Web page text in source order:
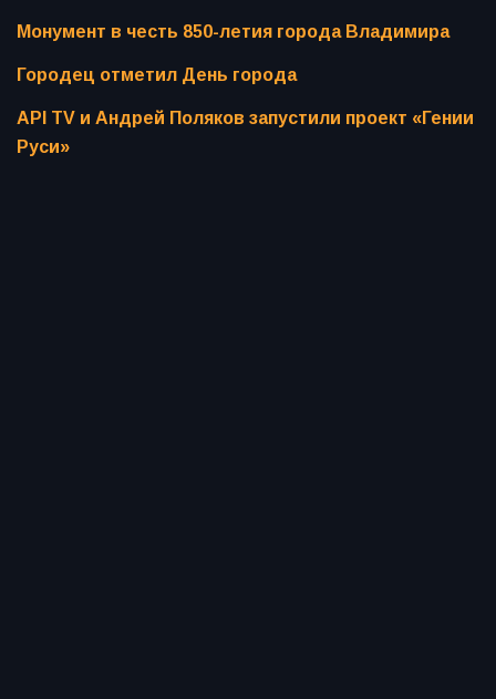
Монумент в честь 850-летия города Владимира
Городец отметил День города
API TV и Андрей Поляков запустили проект «Гении
Руси»